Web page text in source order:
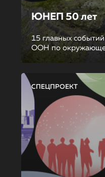
ЮНЕП 50 лет
15 главных
ООН по
СПЕЦПРОЕКТ